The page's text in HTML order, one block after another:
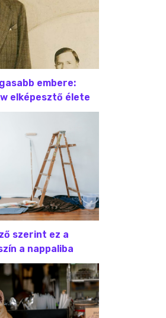
embere:
elképesztő élete
szerint ez a
a nappaliba